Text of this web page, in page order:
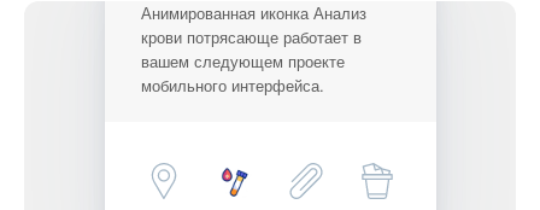
Анимированная иконка Анализ
крови потрясающе работает в
вашем следующем проекте
мобильного интерфейса.